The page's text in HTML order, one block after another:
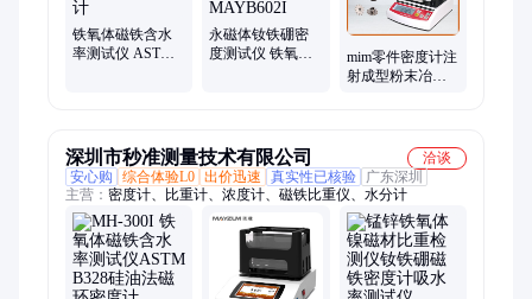
铁氧体磁铁含水
率测试仪 ASTM
永磁体钕铁硼密
度测试仪 铁氧体
mim零件密度计注
射成型粉末冶金
深圳市秒准测量技术有限公司
洽谈
安心购
综合体验L0 出价迅速 真实性已核验
广东深圳
主营： 密度计、比重计、浓度计、磁铁比重仪、水分计